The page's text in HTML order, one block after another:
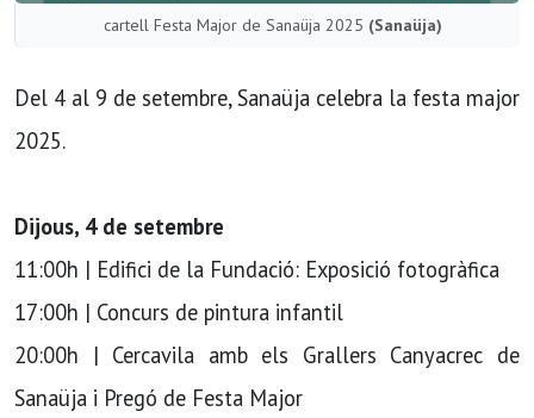
cartell Festa Major de Sanaüja 2025 (Sanaüja)
Del 4 al 9 de setembre, Sanaüja celebra la festa major
2025.
Dijous, 4 de setembre
11:00h | Edifici de la Fundació: Exposició fotogràfica
17:00h | Concurs de pintura infantil
20:00h | Cercavila amb els Grallers Canyacrec de
Sanaüja i Pregó de Festa Major